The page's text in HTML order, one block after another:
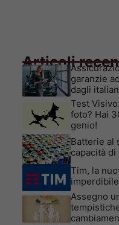
Articoli
garanzie
dagli
Test
foto? Hai
genio!
Batterie al
capacità
Tim, la
Assegno